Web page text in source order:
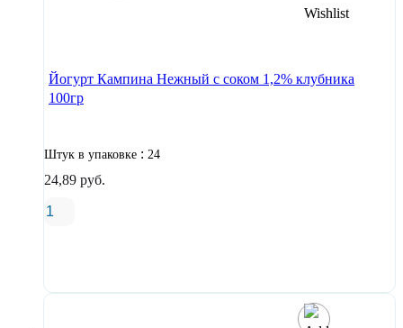
Йогурт Кампина Нежный с соком 1,2% клубника
100гр
Штук в упаковке : 24
24,89 руб.